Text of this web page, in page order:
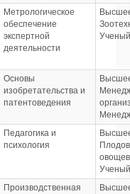
Метрологическое
обеспечение
экспертной
деятельности
Основы
изобретательства и
патентоведения
Педагогика и
психология
Производственная